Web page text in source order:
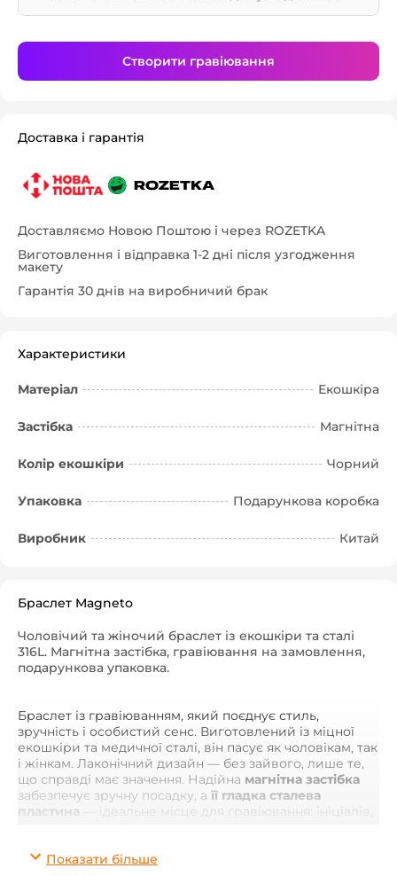
Створити гравіювання
Доставка і гарантія
Доставляємо Новою Поштою і через ROZETKA
Виготовлення і відправка 1-2 дні після узгодження
макету
Гарантія 30 днів на виробничий брак
Характеристики
Матеріал Екошкіра
Застібка Магнітна
Колір екошкіри Чорний
Упаковка Подарункова коробка
Виробник Китай
Браслет Magneto
Чоловічий та жіночий браслет із екошкіри та сталі
316L. Магнітна застібка, гравіювання на замовлення,
подарункова упаковка.
Браслет із гравіюванням, який поєднує стиль,
зручність і особистий сенс. Виготовлений із міцної
екошкіри та медичної сталі, він пасує як чоловікам, так
і жінкам. Лаконічний дизайн — без зайвого, лише те,
що справді має значення. Надійна магнітна застібка
забезпечує зручну посадку, а її гладка сталева
пластина — ідеальне місце для гравіювання: ініціалів,
Показати більше